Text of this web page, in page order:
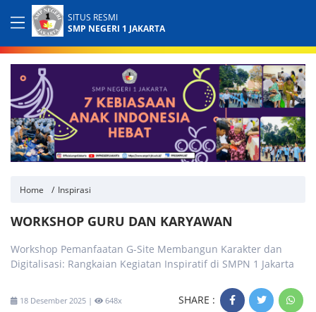
SITUS RESMI
SMP NEGERI 1 JAKARTA
Home Inspirasi
WORKSHOP GURU DAN KARYAWAN
Workshop Pemanfaatan G-Site Membangun Karakter dan
Digitalisasi: Rangkaian Kegiatan Inspiratif di SMPN 1 Jakarta
18 Desember 2025 | 648x SHARE :